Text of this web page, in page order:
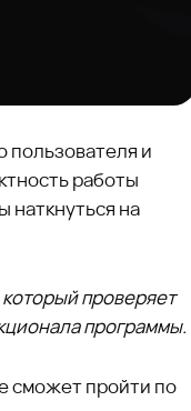
пользователя и
работы
наткнуться на
проверяет
программы.
сможет пройти по